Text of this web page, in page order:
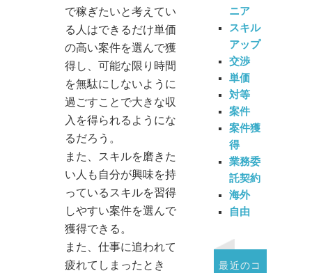
で稼ぎたいと考えてい
る人はできるだけ単価
の高い案件を選んで獲
得し、可能な限り時間
を無駄にしないように
過ごすことで大きな収
入を得られるようにな
るだろう。
また、スキルを磨きた
い人も自分が興味を持
っているスキルを習得
しやすい案件を選んで
獲得できる。
また、仕事に追われて
疲れてしまったとき
ニア
スキル
アップ
交渉
単価
対等
案件
案件獲
得
業務委
託契約
海外
自由
最近のコ